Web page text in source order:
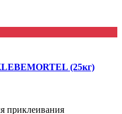
(25кг)
приклеивания